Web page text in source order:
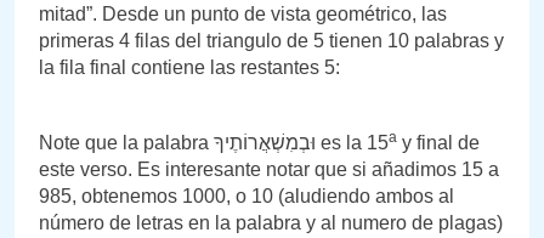
mitad”. Desde un punto de vista geométrico, las
primeras 4 filas del triangulo de 5 tienen 10 palabras y
la fila final contiene las restantes 5:
Note que la palabra וּבְמִשְׁאֲרוֹתֶיךָ es la 15a y final de
este verso. Es interesante notar que si añadimos 15 a
985, obtenemos 1000, o 10 (aludiendo ambos al
número de letras en la palabra y al numero de plagas)